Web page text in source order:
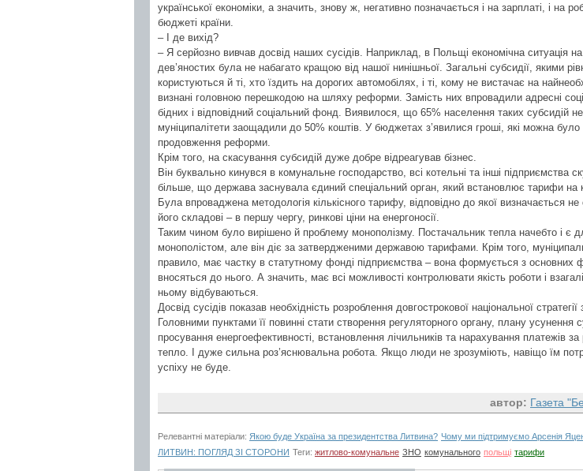
української економіки, а значить, знову ж, негативно позначається і на зарплаті, і на
бюджеті країни.
– І де вихід?
– Я серйозно вивчав досвід наших сусідів. Наприклад, в Польщі економічна ситуація
дев’яностих була не набагато кращою від нашої нинішньої. Загальні субсидії, якими
користуються й ті, хто їздить на дорогих автомобілях, і ті, кому не вистачає на
визнані головною перешкодою на шляху реформи. Замість них впровадили адресні
бідних і відповідний соціальний фонд. Виявилося, що 65% населення таких субсидій
муніципалітети заощадили до 50% коштів. У бюджетах з’явилися гроші, які можна
продовження реформи.
Крім того, на скасування субсидій дуже добре відреагував бізнес.
Він буквально кинувся в комунальне господарство, всі котельні та інші підприємства
більше, що держава заснувала єдиний спеціальний орган, який встановлює тарифи на
Була впроваджена методологія кількісного тарифу, відповідно до якої визначається
його складові – в першу чергу, ринкові ціни на енергоносії.
Таким чином було вирішено й проблему монополізму. Постачальник тепла начебто і є
монополістом, але він діє за затвердженими державою тарифами. Крім того,
правило, має частку в статутному фонді підприємства – вона формується з основних
вносяться до нього. А значить, має всі можливості контролювати якість роботи і
ньому відбуваються.
Досвід сусідів показав необхідність розроблення довгострокової національної
Головними пунктами її повинні стати створення регуляторного органу, плану усунення
просування енергоефективності, встановлення лічильників та нарахування платежів
тепло. І дуже сильна роз’яснювальна робота. Якщо люди не зрозуміють, навіщо їм
успіху не буде.
автор: Газета
Релевантні матеріали: Якою буде Україна за президентства Литвина? Чому ми підтримуємо Арсенія
ЛИТВИН: ПОГЛЯД ЗІ СТОРОНИ Теги: житлово-комунальне ЗНО комунального польщі тарифи